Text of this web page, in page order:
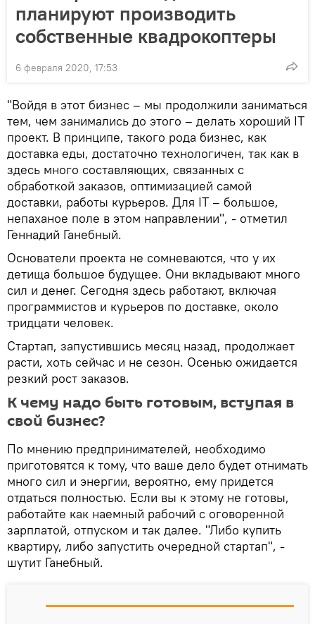
планируют производить
собственные квадрокоптеры
6 февраля 2020, 17:53
"Войдя в этот бизнес – мы продолжили заниматься
тем, чем занимались до этого – делать хороший IT
проект. В принципе, такого рода бизнес, как
доставка еды, достаточно технологичен, так как в
здесь много составляющих, связанных с
обработкой заказов, оптимизацией самой
доставки, работы курьеров. Для IT – большое,
непаханое поле в этом направлении", - отметил
Геннадий Ганебный.
Основатели проекта не сомневаются, что у их
детища большое будущее. Они вкладывают много
сил и денег. Сегодня здесь работают, включая
программистов и курьеров по доставке, около
тридцати человек.
Стартап, запустившись месяц назад, продолжает
расти, хоть сейчас и не сезон. Осенью ожидается
резкий рост заказов.
К чему надо быть готовым, вступая в
свой бизнес?
По мнению предпринимателей, необходимо
приготовятся к тому, что ваше дело будет отнимать
много сил и энергии, вероятно, ему придется
отдаться полностью. Если вы к этому не готовы,
работайте как наемный рабочий с оговоренной
зарплатой, отпуском и так далее. "Либо купить
квартиру, либо запустить очередной стартап", -
шутит Ганебный.